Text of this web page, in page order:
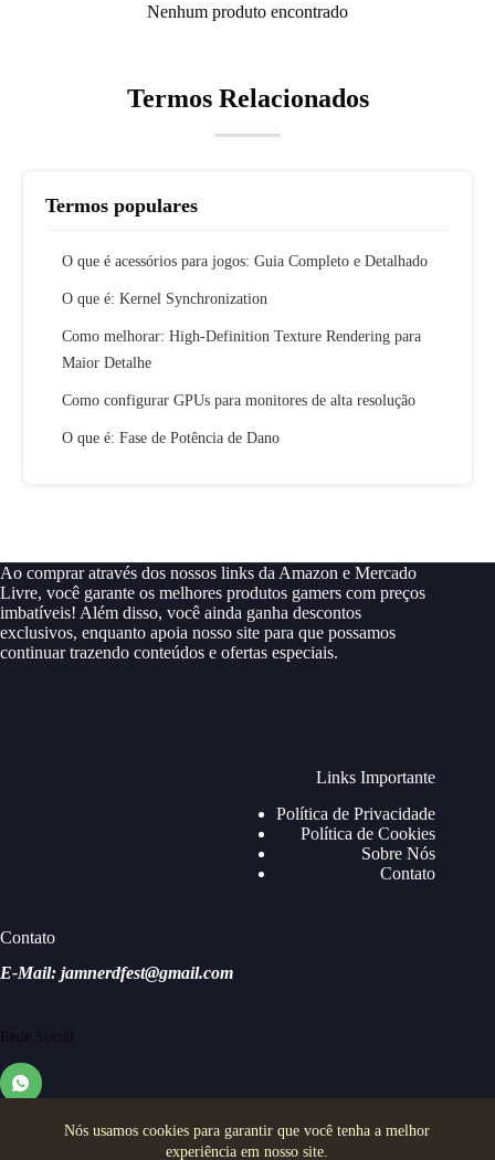
Nós usamos cookies para garantir que você tenha a melhor
experiência em nosso site.
Nenhum produto encontrado
Termos Relacionados
Termos populares
O que é acessórios para jogos: Guia Completo e Detalhado
O que é: Kernel Synchronization
Como melhorar: High-Definition Texture Rendering para
Maior Detalhe
Como configurar GPUs para monitores de alta resolução
O que é: Fase de Potência de Dano
Ao comprar através dos nossos links da Amazon e Mercado
Livre, você garante os melhores produtos gamers com preços
imbatíveis! Além disso, você ainda ganha descontos
exclusivos, enquanto apoia nosso site para que possamos
continuar trazendo conteúdos e ofertas especiais.
Links Importante
Política de Privacidade
Política de Cookies
Sobre Nós
Contato
Contato
E-Mail: jamnerdfest@gmail.com
Rede Social